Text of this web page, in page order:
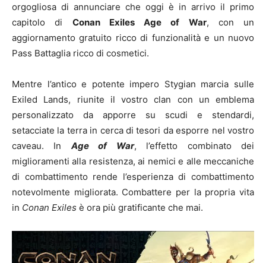
orgogliosa di annunciare che oggi è in arrivo il primo
capitolo di Conan Exiles Age of War, con un
aggiornamento gratuito ricco di funzionalità e un nuovo
Pass Battaglia ricco di cosmetici.
Mentre l’antico e potente impero Stygian marcia sulle
Exiled Lands, riunite il vostro clan con un emblema
personalizzato da apporre su scudi e stendardi,
setacciate la terra in cerca di tesori da esporre nel vostro
caveau. In Age of War, l’effetto combinato dei
miglioramenti alla resistenza, ai nemici e alle meccaniche
di combattimento rende l’esperienza di combattimento
notevolmente migliorata. Combattere per la propria vita
in Conan Exiles è ora più gratificante che mai.